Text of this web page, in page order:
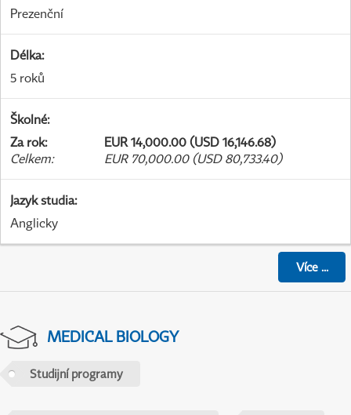
Prezenční
Délka:
5 roků
Školné:
Za rok:
EUR 14,000.00 (USD 16,146.68)
Celkem: EUR 70,000.00 (USD 80,733.40)
Jazyk studia:
Anglicky
Více...
MEDICAL BIOLOGY
Studijní programy